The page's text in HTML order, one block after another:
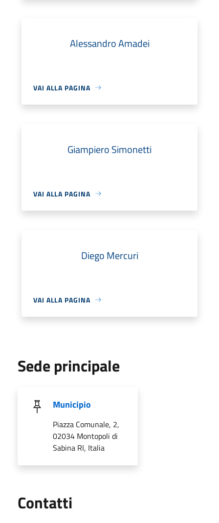
Alessandro Amadei
VAI ALLA PAGINA
Giampiero Simonetti
VAI ALLA PAGINA
Diego Mercuri
VAI ALLA PAGINA
Sede principale
Municipio
Piazza Comunale, 2,
02034 Montopoli di
Sabina RI, Italia
Contatti